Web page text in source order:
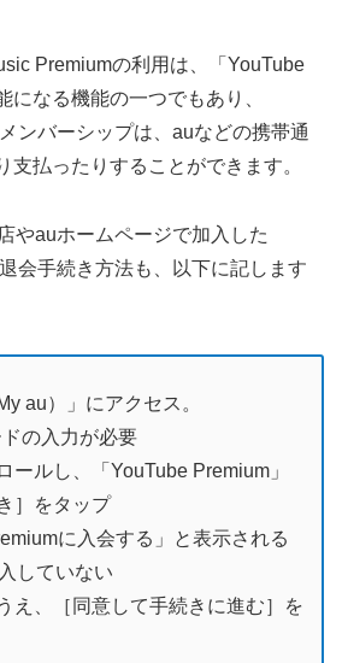
Premiumの利用は、「YouTube
になる機能の一つでもあり、
ンバーシップは、auなどの携帯通
支払ったりすることができます。
やauホームページで加入した
会手続き方法も、以下に記します
au）」にアクセス。
の入力が必要
ールし、「YouTube Premium」
］をタップ
に入会する」と表示される
していない
え、［同意して手続きに進む］を